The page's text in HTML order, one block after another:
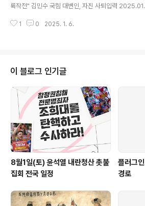
륙작전" 김민수 국힘 대변인, 자진 사퇴입력
민수 전 대변인. 〈사진='고성국TV' 캡처〉 윤석열 대통
원장이 김 전 대변인을 대변인으로 임명했지만, 발언
진 사퇴하는 겁니다. 김 전 대변인은 자신의 ..
1 0 2025. 1. 6.
이 블로그 인기글
8월1일(토) 윤석열 내란청산 촛불
집회 전국 일정
플러그
경로